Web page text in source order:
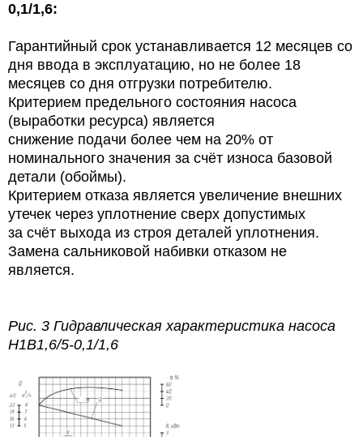
0,1/1,6:
Гарантийный срок устанавливается 12 месяцев со
дня ввода в эксплуатацию, но не более 18
месяцев со дня отгрузки потребителю.
Критерием предельного состояния насоса
(выработки ресурса) является
снижение подачи более чем на 20% от
номинального значения за счёт износа базовой
детали (обоймы).
Критерием отказа является увеличение внешних
утечек через уплотнение сверх допустимых
за счёт выхода из строя деталей уплотнения.
Замена сальниковой набивки отказом не
является.
Рис. 3 Гидравлическая характеристика насоса
Н1В1,6/5-0,1/1,6